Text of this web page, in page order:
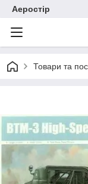
Аеростір
Товари та